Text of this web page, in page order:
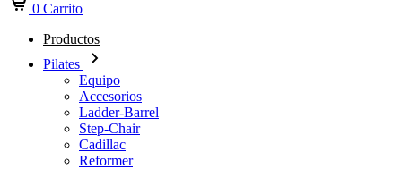
0 Carrito
Productos
Pilates
Equipo
Accesorios
Ladder-Barrel
Step-Chair
Cadillac
Reformer